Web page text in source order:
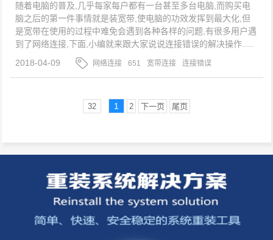
随着电脑的普及,几乎每家每户都有一台甚至多台电脑,而购买电
脑之后的第一件事情就是装宽带,使电脑的功效发挥到最大化,但
是宽带在使用的过程中难免会遇到各种各样的问题,有很多用户遇
到了网络连接,下面,小编就来跟大家说说连接错误的解决操作.....
2018-04-09
网络连接 651 宽带连接 连接错误
32 1 2 下一页 尾页